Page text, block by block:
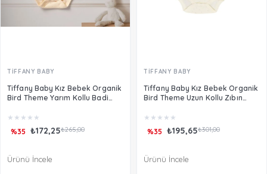
TİFFANY BABY
Tiffany Baby Kız Bebek Organik
Bird Theme Yarım Kollu Badi
★ ★ ★ ★ ★
₺172,25₺265,00
%35
Ürünü İncele
TİFFANY BABY
Tiffany Baby Kız Bebek Organik
Bird Theme Uzun Kollu Zıbın
★ ★ ★ ★ ★
₺195,65₺301,00
%35
Ürünü İncele